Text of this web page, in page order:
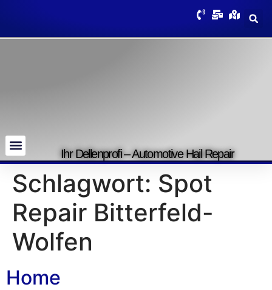
Ihr Dellenprofi – Automotive Hail Repair
Schlagwort: Spot
Repair Bitterfeld-
Wolfen
Home